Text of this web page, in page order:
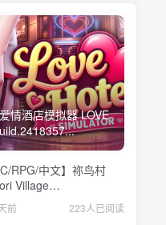
情酒店模拟器 LOVE
RPG/中文】祢鸟村
Village
STEAM官
文版【540MB】
前 223人已阅读